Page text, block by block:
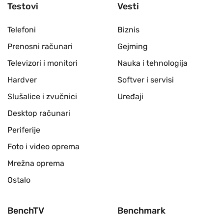
Testovi
Telefoni
Prenosni računari
Televizori i monitori
Hardver
Slušalice i zvučnici
Desktop računari
Periferije
Foto i video oprema
Mrežna oprema
Ostalo
Vesti
Biznis
Gejming
Nauka i tehnologija
Softver i servisi
Uređaji
BenchTV Benchmark